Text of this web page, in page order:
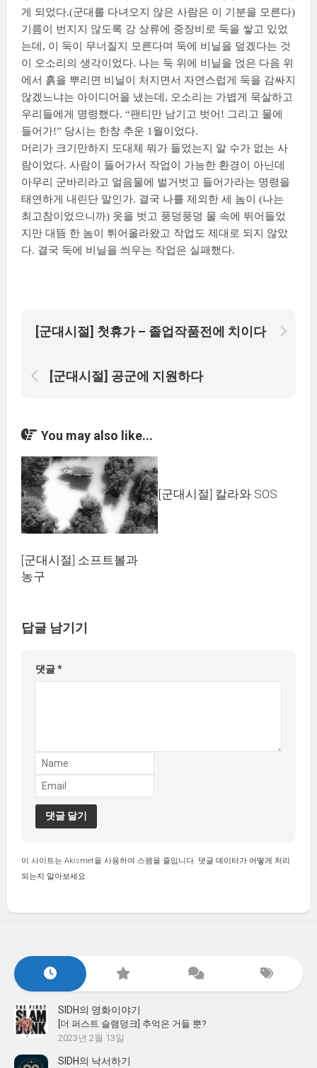
게 되었다.(군대를 다녀오지 않은 사람은 이 기분을 모른다)
기름이 번지지 않도록 강 상류에 중장비로 둑을 쌓고 있었
는데, 이 둑이 무너질지 모른다며 둑에 비닐을 덮겠다는 것
이 오소리의 생각이었다. 나는 둑 위에 비닐을 얹은 다음 위
에서 흙을 뿌리면 비닐이 처지면서 자연스럽게 둑을 감싸지
않겠느냐는 아이디어을 냈는데, 오소리는 가볍게 묵살하고
우리들에게 명령했다. “팬티만 남기고 벗어! 그리고 물에
들어가!” 당시는 한창 추운 1월이었다.
머리가 크기만하지 도대체 뭐가 들었는지 알 수가 없는 사
람이었다. 사람이 들어가서 작업이 가능한 환경이 아닌데
아무리 군바리라고 얼음물에 벌거벗고 들어가라는 명령을
태연하게 내린단 말인가. 결국 나를 제외한 세 놈이 (나는
최고참이었으니까) 옷을 벗고 풍덩풍덩 물 속에 뛰어들었
지만 대뜸 한 놈이 튀어올라왔고 작업도 제대로 되지 않았
다. 결국 둑에 비닐을 씌우는 작업은 실패했다.
[군대시절] 첫휴가 – 졸업작품전에 치이다
[군대시절] 공군에 지원하다
You may also like...
[군대시절] 소프트볼과
농구
[군대시절] 칼라와 SOS
답글 남기기
댓글*
이 사이트는 Akismet을 사용하여 스팸을 줄입니다. 댓글 데이터가 어떻게 처리
되는지 알아보세요.
SIDH의 영화이야기
[더 퍼스트 슬램덩크] 추억은 거들 뿐?
2023년 2월 13일
SIDH의 낙서하기